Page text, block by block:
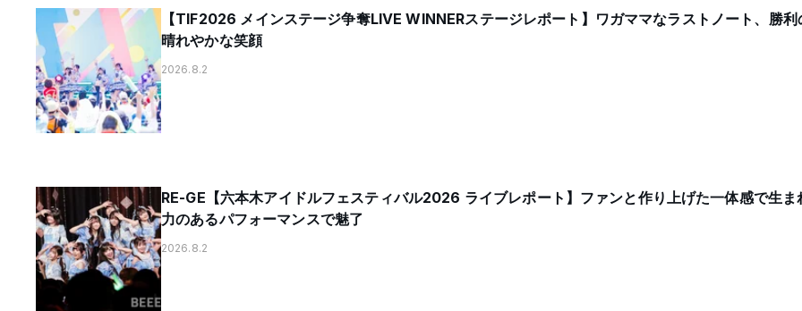
【TIF2026 メインステージ争奪LIVE WINNERステージレポート】ワガママなラストノート、勝
晴れやかな笑顔
2026.8.2
RE-GE【六本木アイドルフェスティバル2026 ライブレポート】ファンと作り上げた一体感で生ま
力のあるパフォーマンスで魅了
2026.8.2